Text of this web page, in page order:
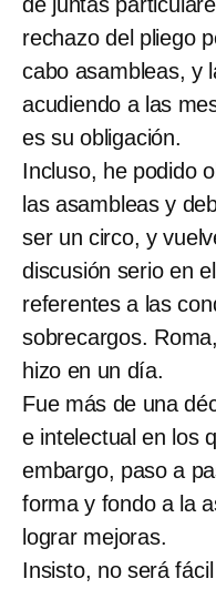
rechazo del pliego
cabo asambleas, y
acudiendo a las
es su obligación.
Incluso, he podido
las asambleas y
ser un circo, y
discusión serio en
referentes a las
sobrecargos.
hizo en un día.
Fue más de una
e intelectual en los
embargo, paso a
forma y fondo a la
lograr mejoras.
Insisto, no será fácil